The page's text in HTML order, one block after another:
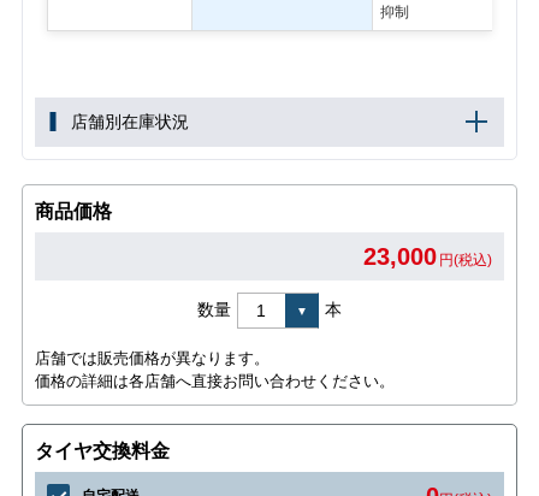
抑制
店舗別在庫状況
商品価格
23,000 円(税込)
数量 本
店舗では販売価格が異なります。
価格の詳細は各店舗へ直接お問い合わせください。
タイヤ交換料金